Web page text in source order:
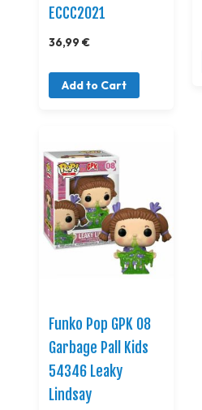
ECCC2021
36,99 €
Add to Cart
Funko Pop GPK 08
Garbage Pall Kids
54346 Leaky
Lindsay